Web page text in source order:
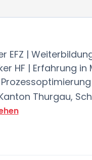
EFZ |
HF | Erfahrung in
Thurgau,